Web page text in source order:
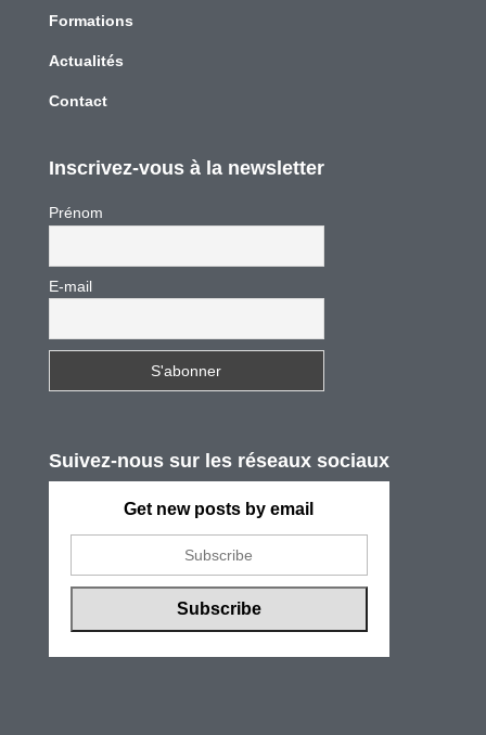
Formations
Actualités
Contact
Inscrivez-vous à la newsletter
Prénom
E-mail
Suivez-nous sur les réseaux sociaux
Get new posts by email